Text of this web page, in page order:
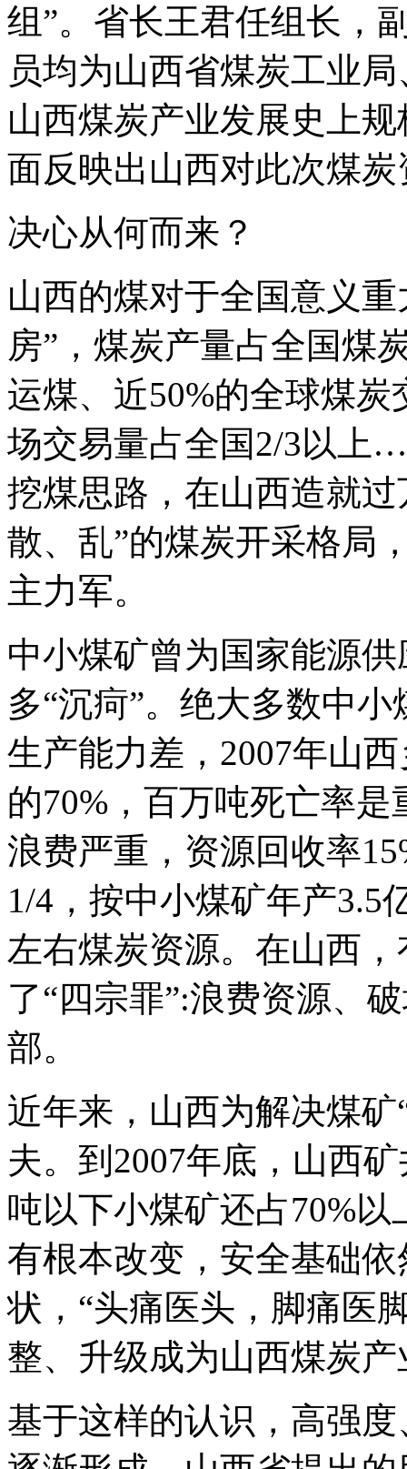
组”。省长王君任组长，
员均为山西省煤炭工业
山西煤炭产业发展史上
面反映出山西对此次煤
决心从何而来？
山西的煤对于全国意义
房”，煤炭产量占全国煤
运煤、近50%的全球煤
场交易量占全国2/3以上
挖煤思路，在山西造就
散、乱”的煤炭开采格局
主力军。
中小煤矿曾为国家能源
多“沉疴”。绝大多数中
生产能力差，2007年山
的70%，百万吨死亡率
浪费严重，资源回收率
1/4，按中小煤矿年产3.5
左右煤炭资源。在山西
了“四宗罪”:浪费资源、
部。
近年来，山西为解决煤
夫。到2007年底，山西
吨以下小煤矿还占70%
有根本改变，安全基础
状，“头痛医头，脚痛医
整、升级成为山西煤炭
基于这样的认识，高强